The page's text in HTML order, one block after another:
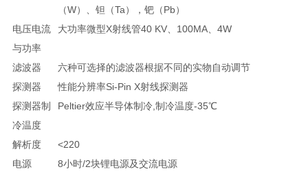
（W）、钽（Ta），钯（Pb）
电压电流
与功率
大功率微型X射线管40 KV、100MA、4W
滤波器
六种可选择的滤波器根据不同的实物自动调节
探测器
性能分辨率Si-Pin X射线探测器
探测器制
冷温度
Peltier效应半导体制冷,制冷温度-35℃
解析度
<220
电源
8小时/2块锂电源及交流电源